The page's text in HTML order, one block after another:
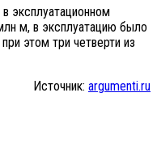
эксплуатационном
м, в эксплуатацию было
этом три четверти из
Источник: argumenti.ru